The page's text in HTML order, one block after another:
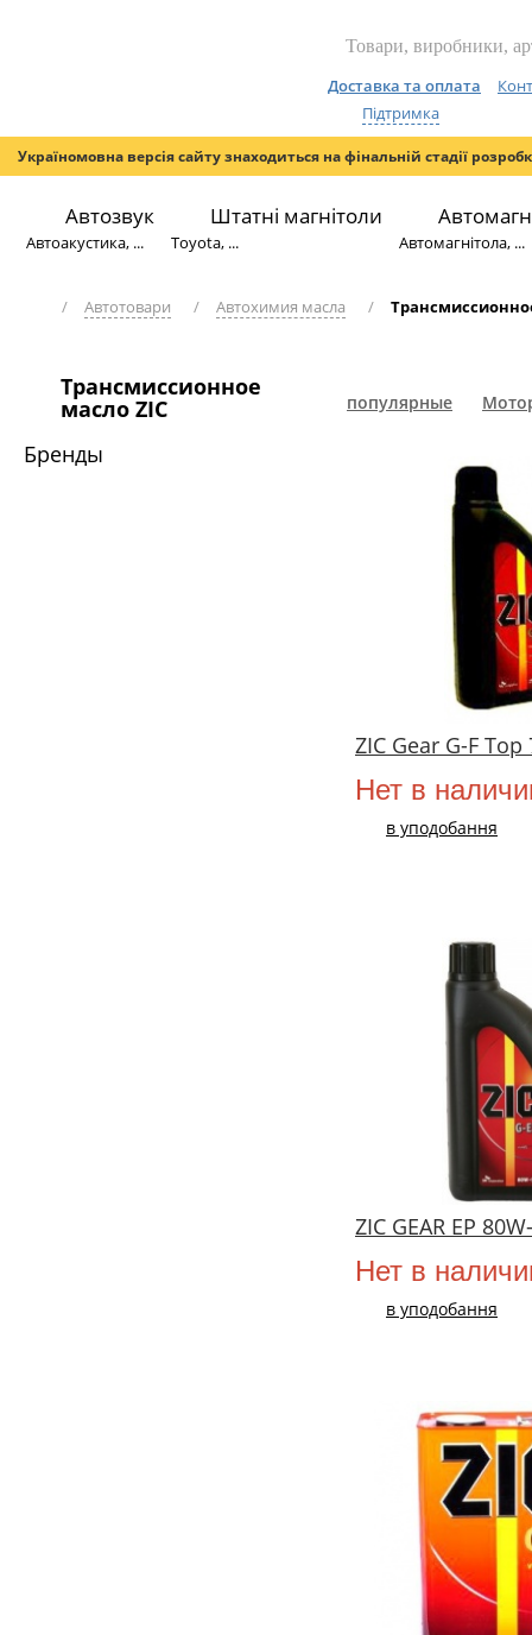
Доставка та оплата
Підтримка
Україномовна версія сайту знаходиться на фінальній стадії
Автозвук
Автоакустика, ...
Штатні магнітоли
Toyota, ... Автомагнітола, ...
/ Автотовари / Автохимия масла /
Трансмиссионное
масло ZIC
Бренды
популярные
ZIC Gear G-F
Нет в
в уподобання
ZIC GEAR EP
Нет в
в уподобання